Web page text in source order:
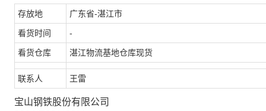
存放地 广东省-湛江市
看货时间 -
看货仓库 湛江物流基地仓库现货
联系人 王雷
宝山钢铁股份有限公司